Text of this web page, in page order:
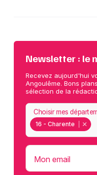
Newsletter : le
Recevez aujourd'hui
Angoulême. Bons
sélection de la
16 - Charente
Choisir mes
Mon email